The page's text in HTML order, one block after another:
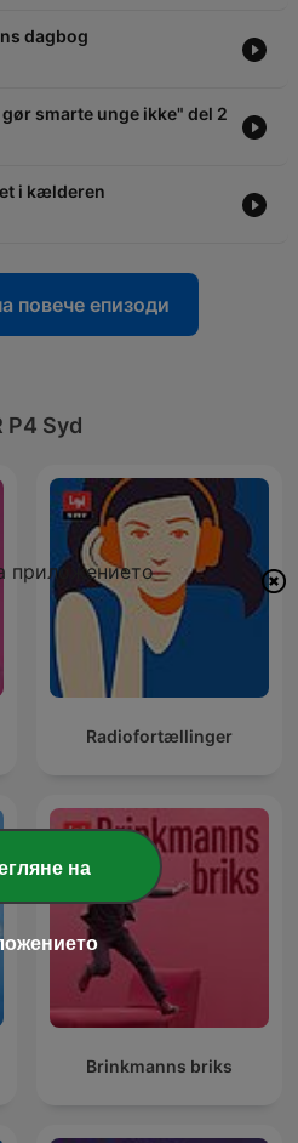
dagbog
smarte unge ikke" del 2
i kælderen
повече епизоди
P4 Syd
Radiofortællinger
Brinkmanns briks
на